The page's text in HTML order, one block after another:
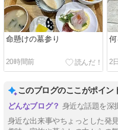
命懸けの墓参り
20時間前
何
2
このブログのここがポイン
身近な話題を深
身近な出来事やちょっとした発